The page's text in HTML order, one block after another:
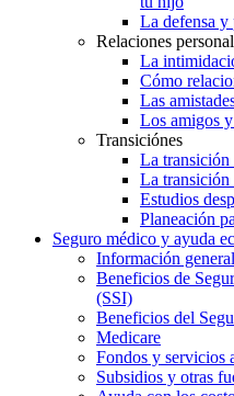
La defensa y
Relaciones
La
Cómo
Las
Los amigos
Transiciónes
La transición
La transición
Estudios
Planeación
Seguro médico y ayuda
Información general
Beneficios de
(SSI)
Beneficios del
Medicare
Fondos y servicios
Subsidios y otras